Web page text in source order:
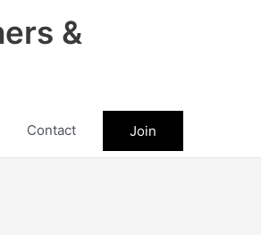
&
Contact Join